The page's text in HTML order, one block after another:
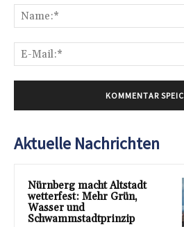
Aktuelle Nachrichten
Nürnberg macht Altstadt
wetterfest: Mehr Grün,
Wasser und
Schwammstadtprinzip